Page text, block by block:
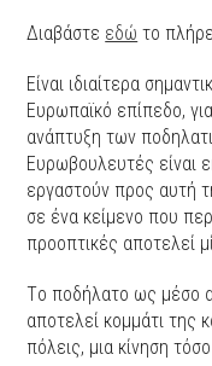
Διαβάστε εδώ το
Είναι ιδιαίτερα
Ευρωπαϊκό επίπεδο,
ανάπτυξη των
Ευρωβουλευτές είναι
εργαστούν προς αυτή
σε ένα κείμενο που
προοπτικές αποτελεί
Tο ποδήλατο ως μέσο
αποτελεί κομμάτι της
πόλεις, μια κίνηση